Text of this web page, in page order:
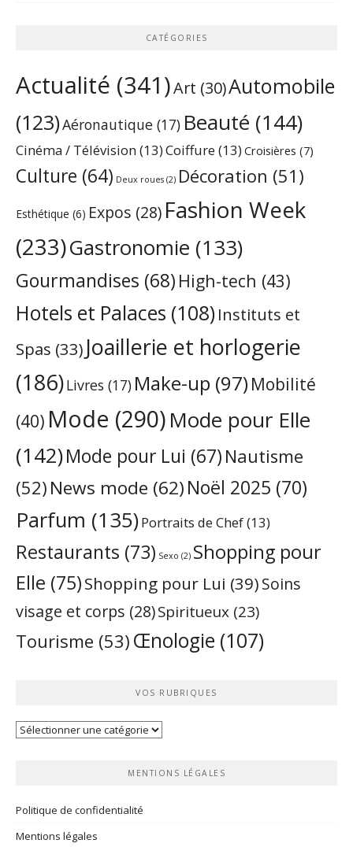
CATÉGORIES
Actualité (341)Art (30)Automobile
(123)Aéronautique (17) Beauté (144)
Cinéma / Télévision(13)Coiffure(13) Croisières (7)
Culture (64) Deux roues (2) Décoration (51)
Esthétique (6) Expos (28) Fashion Week
(233)Gastronomie (133)
Gourmandises (68) High-tech (43)
Hotels et Palaces (108) Instituts et
Spas (33) Joaillerie et horlogerie
(186)Livres (17) Make-up (97) Mobilité
(40) Mode (290)Mode pour Elle
(142)Mode pour Lui (67) Nautisme
(52) News mode (62)Noël 2025 (70)
Parfum (135)Portraits de Chef(13)
Restaurants (73) Sexo (2) Shopping pour
Elle (75)Shopping pour Lui (39)Soins
visage et corps (28)Spiritueux (23)
Tourisme (53) Œnologie (107)
VOS RUBRIQUES
Vos
MENTIONS LÉGALES
Politique de confidentialité
Mentions légales